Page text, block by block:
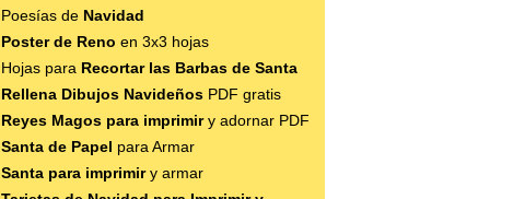
Poesías de Navidad
Poster de Reno en 3x3 hojas
Hojas para Recortar las Barbas de Santa
Rellena Dibujos Navideños PDF gratis
Reyes Magos para imprimiry adornar PDF
Santa de Papel para Armar
Santa para imprimiry armar